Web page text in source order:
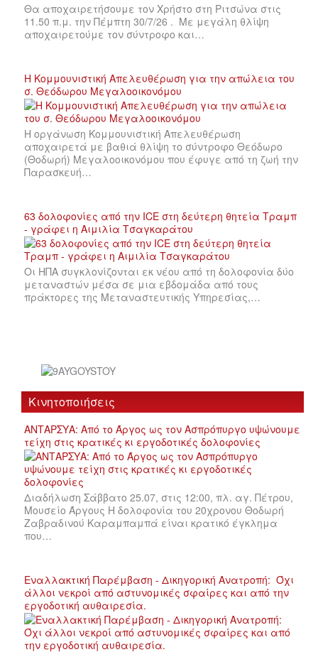
Θα αποχαιρετήσουμε τον Χρήστο στη Ριτσώνα στις
11.50 π.μ. την Πέμπτη 30/7/26 . Με μεγάλη θλίψη
αποχαιρετούμε τον σύντροφο και…
Η Κομμουνιστική Απελευθέρωση για την απώλεια του
σ. Θεόδωρου Μεγαλοοικονόμου
Η οργάνωση Κομμουνιστική Απελευθέρωση
αποχαιρετά με βαθιά θλίψη το σύντροφο Θεόδωρο
(Θοδωρή) Μεγαλοοικονόμου που έφυγε από τη ζωή την
Παρασκευή…
63 δολοφονίες από την ICE στη δεύτερη θητεία Τραμπ
- γράφει η Αιμιλία Τσαγκαράτου
Οι ΗΠΑ συγκλονίζονται εκ νέου από τη δολοφονία δύο
μεταναστών μέσα σε μια εβδομάδα από τους
πράκτορες της Μεταναστευτικής Υπηρεσίας,…
Κινητοποιήσεις
ΑΝΤΑΡΣΥΑ: Από το Άργος ως τον Ασπρόπυργο υψώνουμε
τείχη στις κρατικές κι εργοδοτικές δολοφονίες
Διαδήλωση Σάββατο 25.07, στις 12:00, πλ. αγ. Πέτρου,
Μουσείο Άργους Η δολοφονία του 20χρονου Θοδωρή
Ζαβραδινού Καραμπαμπά είναι κρατικό έγκλημα
που…
Εναλλακτική Παρέμβαση - Δικηγορική Ανατροπή: Όχι
άλλοι νεκροί από αστυνομικές σφαίρες και από την
εργοδοτική αυθαιρεσία.